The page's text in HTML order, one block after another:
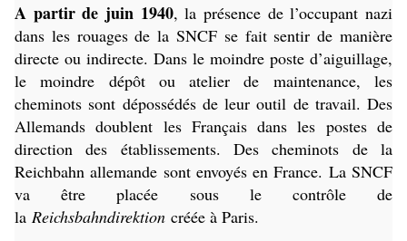
A partir de juin 1940, la présence de l’occupant nazi
dans les rouages de la SNCF se fait sentir de manière
directe ou indirecte. Dans le moindre poste d’aiguillage,
le moindre dépôt ou atelier de maintenance, les
cheminots sont dépossédés de leur outil de travail. Des
Allemands doublent les Français dans les postes de
direction des établissements. Des cheminots de la
Reichbahn allemande sont envoyés en France. La SNCF
va être placée sous le contrôle de
la Reichsbahndirektion créée à Paris.